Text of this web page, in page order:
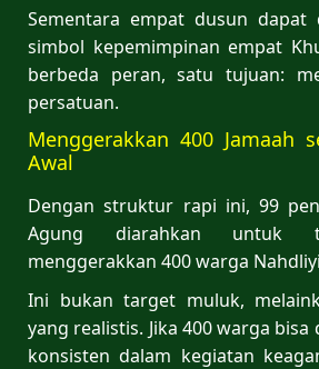
Sementara empat dusun dapat
simbol kepemimpinan empat
berbeda peran, satu tujuan:
persatuan.
Menggerakkan 400 Jamaah
Awal
Dengan struktur rapi ini, 99
Agung diarahkan untuk
menggerakkan 400 warga
Ini bukan target muluk,
yang realistis. Jika 400 warga
konsisten dalam kegiatan